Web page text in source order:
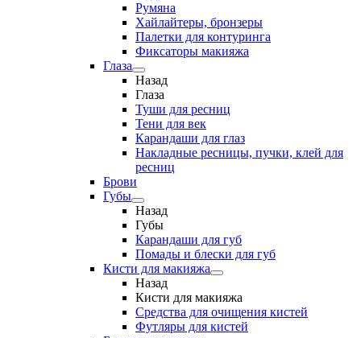
Румяна
Хайлайтеры, бронзеры
Палетки для контуринга
Фиксаторы макияжа
Глаза
Назад
Глаза
Туши для ресниц
Тени для век
Карандаши для глаз
Накладные ресницы, пучки, клей для
ресниц
Брови
Губы
Назад
Губы
Карандаши для губ
Помады и блески для губ
Кисти для макияжа
Назад
Кисти для макияжа
Средства для очищения кистей
Футляры для кистей